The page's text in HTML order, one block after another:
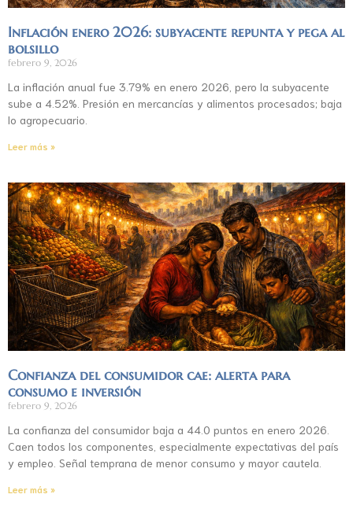
Inflación enero 2026: subyacente repunta y pega al
bolsillo
febrero 9, 2026
La inflación anual fue 3.79% en enero 2026, pero la subyacente
sube a 4.52%. Presión en mercancías y alimentos procesados; baja
lo agropecuario.
Leer más »
Confianza del consumidor cae: alerta para
consumo e inversión
febrero 9, 2026
La confianza del consumidor baja a 44.0 puntos en enero 2026.
Caen todos los componentes, especialmente expectativas del país
y empleo. Señal temprana de menor consumo y mayor cautela.
Leer más »